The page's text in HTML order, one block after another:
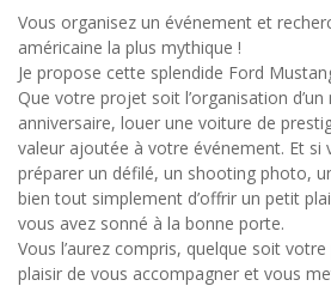
Vous organisez un événement et
américaine la plus mythique !
Je propose cette splendide Ford
Que votre projet soit l’organisation d’un
anniversaire, louer une voiture de
valeur ajoutée à votre événement. Et si
préparer un défilé, un shooting photo,
bien tout simplement d’offrir un petit
vous avez sonné à la bonne porte.
Vous l’aurez compris, quelque soit
plaisir de vous accompagner et vous